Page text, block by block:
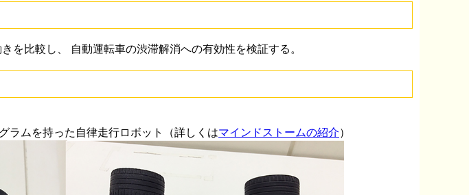
を比較し、 自動運転車の渋滞解消への有効性を検証する。
ラムを持った自律走行ロボット（詳しくはマインドストームの紹介）